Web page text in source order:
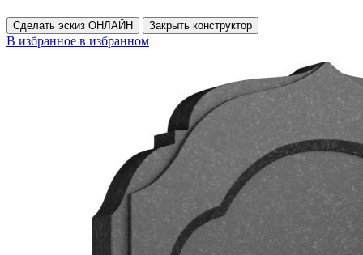
Сделать эскиз ОНЛАЙН Закрыть конструктор
В избранное в избранном